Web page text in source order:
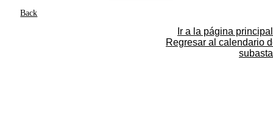
Back
Ir a la página principal
Regresar al calendario